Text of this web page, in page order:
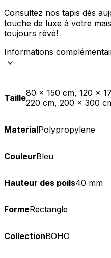
Consultez nos tapis dès
touche de luxe à votre
toujours rêvé!
Informations
Taille80 x 150 cm, 120 x
220 cm, 200 x 300
MaterialPolypropylene
CouleurBleu
Hauteur des poils40 mm
FormeRectangle
CollectionBOHO